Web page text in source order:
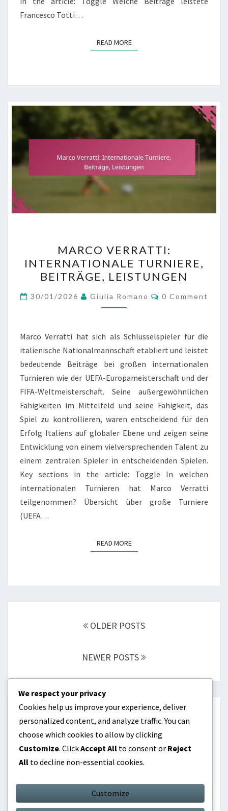
Francesco Totti…
READ MOREREAD MORE
VERRATTI:
INTERNATIONALE
TURNIERE,
BEITRÄGE,
LEISTUNGEN
MARCO VERRATTI:
INTERNATIONALE TURNIERE,
BEITRÄGE, LEISTUNGEN
30/01/2026 Giulia Romano Comments
0 Comment
Marco Verratti hat sich als Schlüsselspieler für die
italienische Nationalmannschaft etabliert und leistet
bedeutende Beiträge bei großen internationalen
Turnieren wie der UEFA-Europameisterschaft und der
FIFA-Weltmeisterschaft. Seine außergewöhnlichen
Fähigkeiten im Mittelfeld und seine Fähigkeit, das
Spiel zu kontrollieren, waren entscheidend für den
Erfolg Italiens auf globaler Ebene und zeigen seine
Entwicklung von einem vielversprechenden Talent zu
einem zentralen Spieler in entscheidenden Spielen.
Key sections in the article: Toggle In welchen
internationalen Turnieren hat Marco Verratti
teilgenommen? Übersicht über große Turniere
(UEFA…
READ MOREREAD MORE
OLDER POSTS
NEWER POSTS
KATEGORIEN
Internationale Erfolge
We respect your privacy
Cookies help us improve your experience, deliver
personalized content, and analyze traffic. You can
choose which cookies to allow by clicking
Customize. ClickAccept All to consent or Reject
All to decline non-essential cookies.
Customize